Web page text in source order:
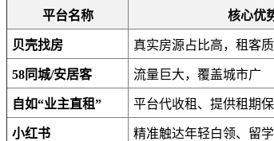
平台名称 核心优
贝壳找房 真实房源占比高，租客
58同城/安居客 流量巨大，覆盖城市广
自如“业主直租” 平台代收租、提供租期
小红书 精准触达年轻白领、留